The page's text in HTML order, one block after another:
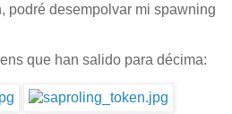
podré desempolvar mi spawning
que han salido para décima: